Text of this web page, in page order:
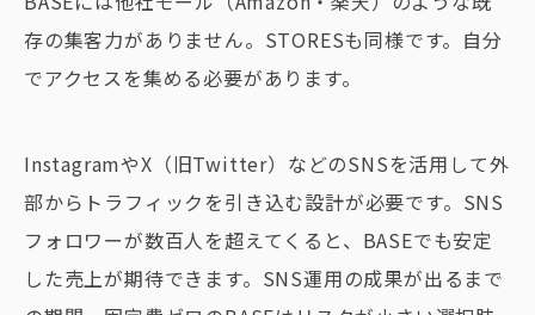
存の集客力がありません。STORESも同様です。自分
でアクセスを集める必要があります。
InstagramやX（旧Twitter）などのSNSを活用して外
部からトラフィックを引き込む設計が必要です。SNS
フォロワーが数百人を超えてくると、BASEでも安定
した売上が期待できます。SNS運用の成果が出るまで